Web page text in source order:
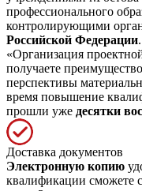
профессионального
контролирующими
Российской Федерации
«Организация
получаете
перспективы
время повышение
прошли уже десятки
Доставка документов
Электронную копию
квалификации сможете